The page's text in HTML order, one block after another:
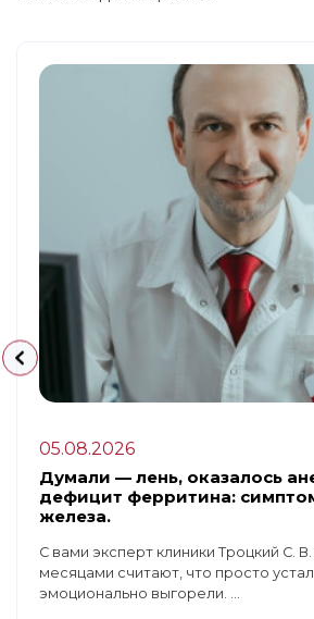
05.08.2026
Думали — лень, оказалось
дефицит ферритина:
железа.
С вами эксперт клиники Троцкий С.
месяцами считают, что просто
эмоционально выгорели. ...